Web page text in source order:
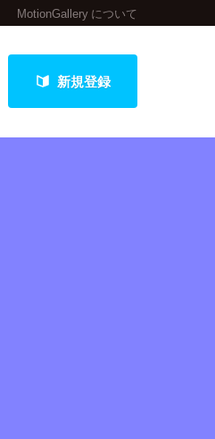
MotionGallery について
新規登録